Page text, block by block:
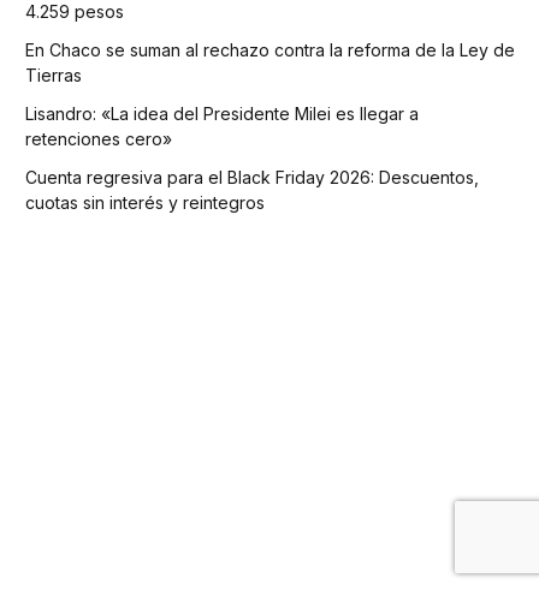
4.259 pesos
En Chaco se suman al rechazo contra la reforma de la Ley de
Tierras
Lisandro: «La idea del Presidente Milei es llegar a
retenciones cero»
Cuenta regresiva para el Black Friday 2026: Descuentos,
cuotas sin interés y reintegros